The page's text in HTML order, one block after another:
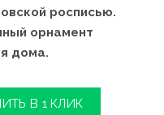
росписью.
орнамент
дома.
В 1 КЛИК